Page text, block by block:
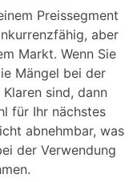
Preissegment
aber
Markt. Wenn Sie
Mängel bei der
sind, dann
für Ihr nächstes
abnehmbar, was
der Verwendung